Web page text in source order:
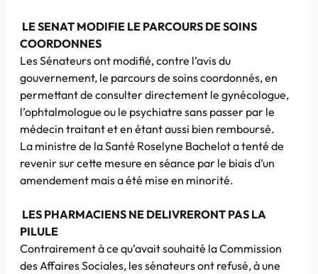
LE SENAT MODIFIE LE PARCOURS DE SOINS
COORDONNES
Les Sénateurs ont modifié, contre l’avis du
gouvernement, le parcours de soins coordonnés, en
permettant de consulter directement le gynécologue,
l’ophtalmologue ou le psychiatre sans passer par le
médecin traitant et en étant aussi bien remboursé.
La ministre de la Santé Roselyne Bachelot a tenté de
revenir sur cette mesure en séance par le biais d’un
amendement mais a été mise en minorité.
LES PHARMACIENS NE DELIVRERONT PAS LA
PILULE
Contrairement à ce qu’avait souhaité la Commission
des Affaires Sociales, les sénateurs ont refusé, à une